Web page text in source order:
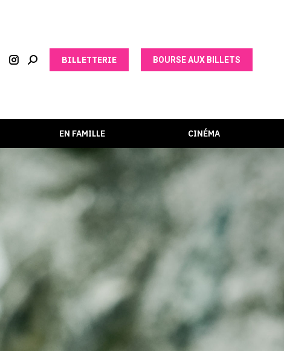
BILLETTERIE BOURSE AUX BILLETS
EN FAMILLE CINÉMA